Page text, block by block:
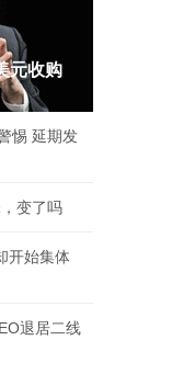
元收购
惕 延期发
变了吗
开始集体
退居二线